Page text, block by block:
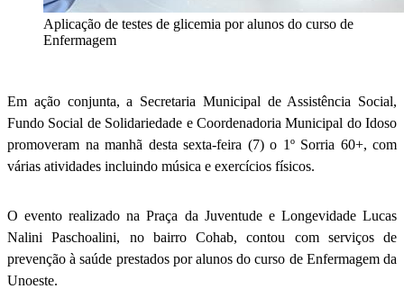
Aplicação de testes de glicemia por alunos do curso de
Enfermagem
Em ação conjunta, a Secretaria Municipal de Assistência Social,
Fundo Social de Solidariedade e Coordenadoria Municipal do Idoso
promoveram na manhã desta sexta-feira (7) o 1º Sorria 60+, com
várias atividades incluindo música e exercícios físicos.
O evento realizado na Praça da Juventude e Longevidade Lucas
Nalini Paschoalini, no bairro Cohab, contou com serviços de
prevenção à saúde prestados por alunos do curso de Enfermagem da
Unoeste.